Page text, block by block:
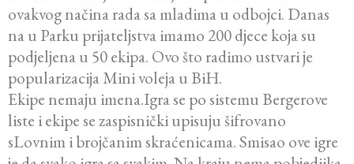
ovakvog načina rada sa mladima u odbojci. Danas
na u Parku prijateljstva imamo 200 djece koja su
podjeljena u 50 ekipa. Ovo što radimo ustvari je
popularizacija Mini voleja u BiH.
Ekipe nemaju imena.Igra se po sistemu Bergerove
liste i ekipe se zaspisnički upisuju šifrovano
sLovnim i brojčanim skraćenicama. Smisao ove igre